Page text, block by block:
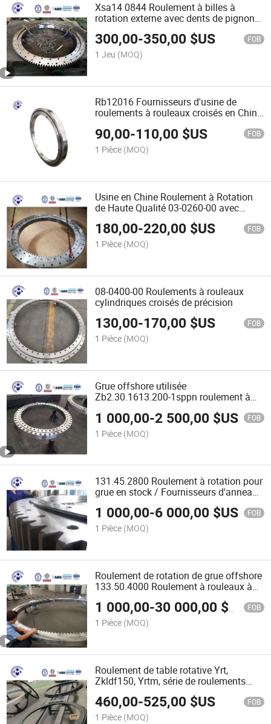
Xsa14 0844 Roulement à billes à
rotation externe avec dents de pignon
de taille : 950.1*774*56mm
300,00-350,00 $US FOB
1 Jeu (MOQ)
Rb12016 Fournisseurs d'usine de
roulements à rouleaux croisés en Chine
90,00-110,00 $US FOB
1 Pièce (MOQ)
Usine en Chine Roulement à Rotation
de Haute Qualité 03-0260-00 avec
Dents de Pignon Internes
180,00-220,00 $US FOB
1 Pièce (MOQ)
08-0400-00 Roulements à rouleaux
cylindriques croisés de précision
130,00-170,00 $US FOB
1 Pièce (MOQ)
Grue offshore utilisée
Zb2.30.1613.200-1sppn roulement à
1 000,00-2 500,00 $US FOB
1 Pièce (MOQ)
131.45.2800 Roulement à rotation pour
grue en stock / Fournisseurs d'anneaux
1 000,00-6 000,00 $US FOB
1 Pièce (MOQ)
Roulement de rotation de grue offshore
133.50.4000 Roulement à rouleaux à
trois rangées avec dents de pignon
internes
1 000,00-30 000,00 $US FOB
1 Pièce (MOQ)
Roulement de table rotative Yrt,
Zkldf150, Yrtm, série de roulements
460,00-525,00 $US FOB
1 Pièce (MOQ)